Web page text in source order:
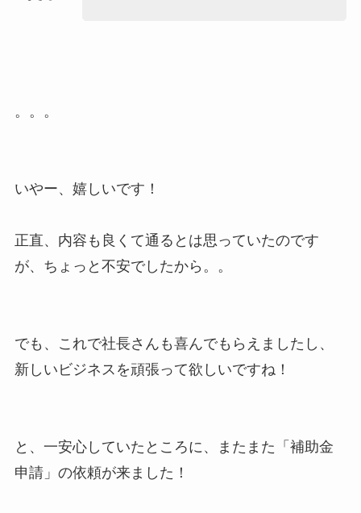
。。。
いやー、嬉しいです！
正直、内容も良くて通るとは思っていたのです
が、ちょっと不安でしたから。。
でも、これで社長さんも喜んでもらえましたし、
新しいビジネスを頑張って欲しいですね！
と、一安心していたところに、またまた「補助金
申請」の依頼が来ました！